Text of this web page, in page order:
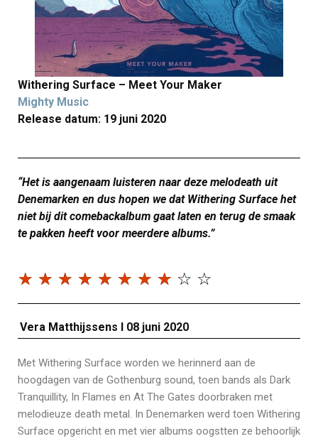
Withering Surface – Meet Your Maker
Mighty Music
Release datum: 19 juni 2020
“Het is aangenaam luisteren naar deze melodeath uit
Denemarken en dus hopen we dat Withering Surface het
niet bij dit comebackalbum gaat laten en terug de smaak
te pakken heeft voor meerdere albums.”
☆ ☆ ☆ ☆ ☆ ☆ ☆ ☆ ☆ ☆
Vera Matthijssens I 08 juni 2020
Met Withering Surface worden we herinnerd aan de
hoogdagen van de Gothenburg sound, toen bands als Dark
Tranquillity, In Flames en At The Gates doorbraken met
melodieuze death metal. In Denemarken werd toen Withering
Surface opgericht en met vier albums oogstten ze behoorlijk